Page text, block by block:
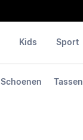
Schoenen Tassen
Kids Sport